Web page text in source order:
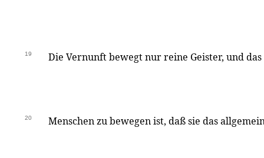
19 Die Vernunft bewegt nur reine Geister, und
20 Menschen zu bewegen ist, daß sie das